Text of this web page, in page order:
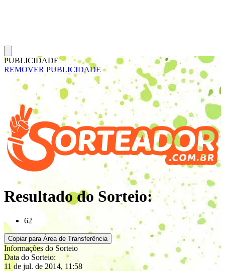
PUBLICIDADE
REMOVER PUBLICIDADE
Resultado do Sorteio:
62
Copiar para Área de Transferência
Informações do Sorteio
Data do Sorteio:
11 de jul. de 2014, 11:58